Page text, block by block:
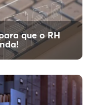
organizar
eficiente
Vem
físicos de
que o RH